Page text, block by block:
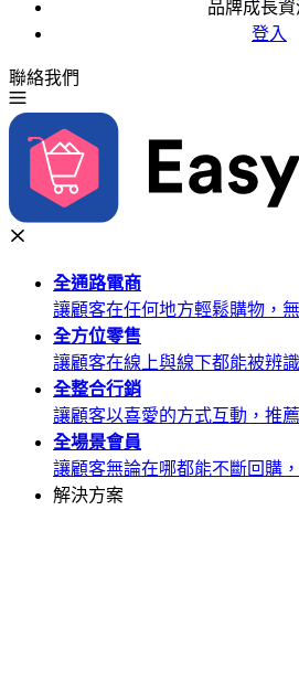
品牌成長
登入
聯絡我們
全通路電商
讓顧客在任何地方輕鬆購物，
全方位零售
讓顧客在線上與線下都能被辨
全整合行銷
讓顧客以喜愛的方式互動，推
全場景會員
讓顧客無論在哪都能不斷回購
解決方案